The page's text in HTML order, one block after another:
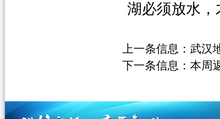
湖必须放水
上一条信息： 武汉
下一条信息： 本周